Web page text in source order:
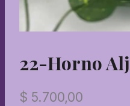
22-Horno
$ 5.700,00